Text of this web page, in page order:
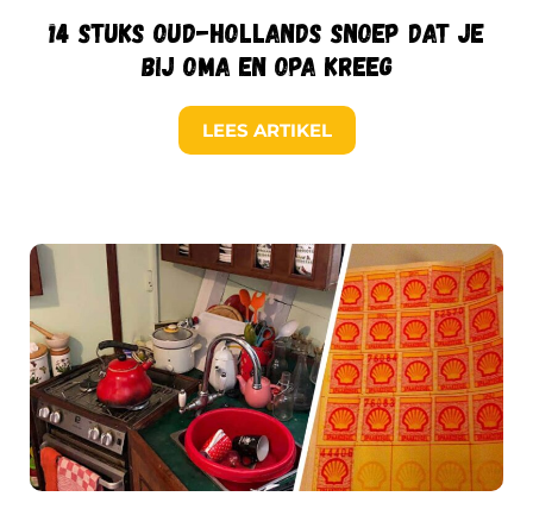
14 stuks oud-Hollands snoep dat je
bij oma en opa kreeg
LEES ARTIKEL